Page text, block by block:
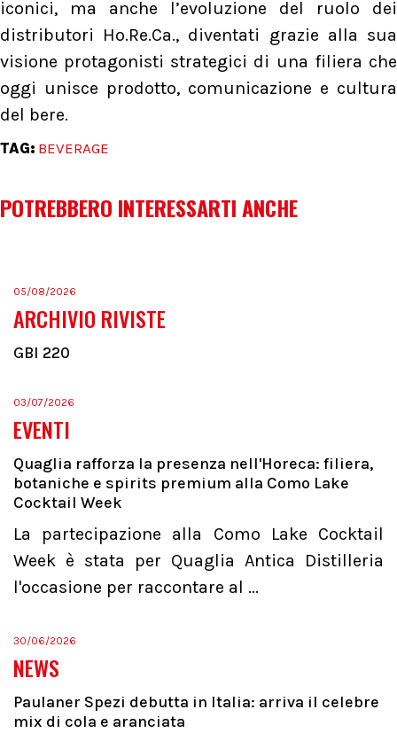
iconici, ma anche l’evoluzione del ruolo dei
distributori Ho.Re.Ca., diventati grazie alla sua
visione protagonisti strategici di una filiera che
oggi unisce prodotto, comunicazione e cultura
del bere.
TAG: BEVERAGE
POTREBBERO INTERESSARTI ANCHE
05/08/2026
ARCHIVIO RIVISTE
GBI 220
03/07/2026
EVENTI
Quaglia rafforza la presenza nell'Horeca: filiera,
botaniche e spirits premium alla Como Lake
Cocktail Week
La partecipazione alla Como Lake Cocktail
Week è stata per Quaglia Antica Distilleria
l'occasione per raccontare al ...
30/06/2026
NEWS
Paulaner Spezi debutta in Italia: arriva il celebre
mix di cola e aranciata